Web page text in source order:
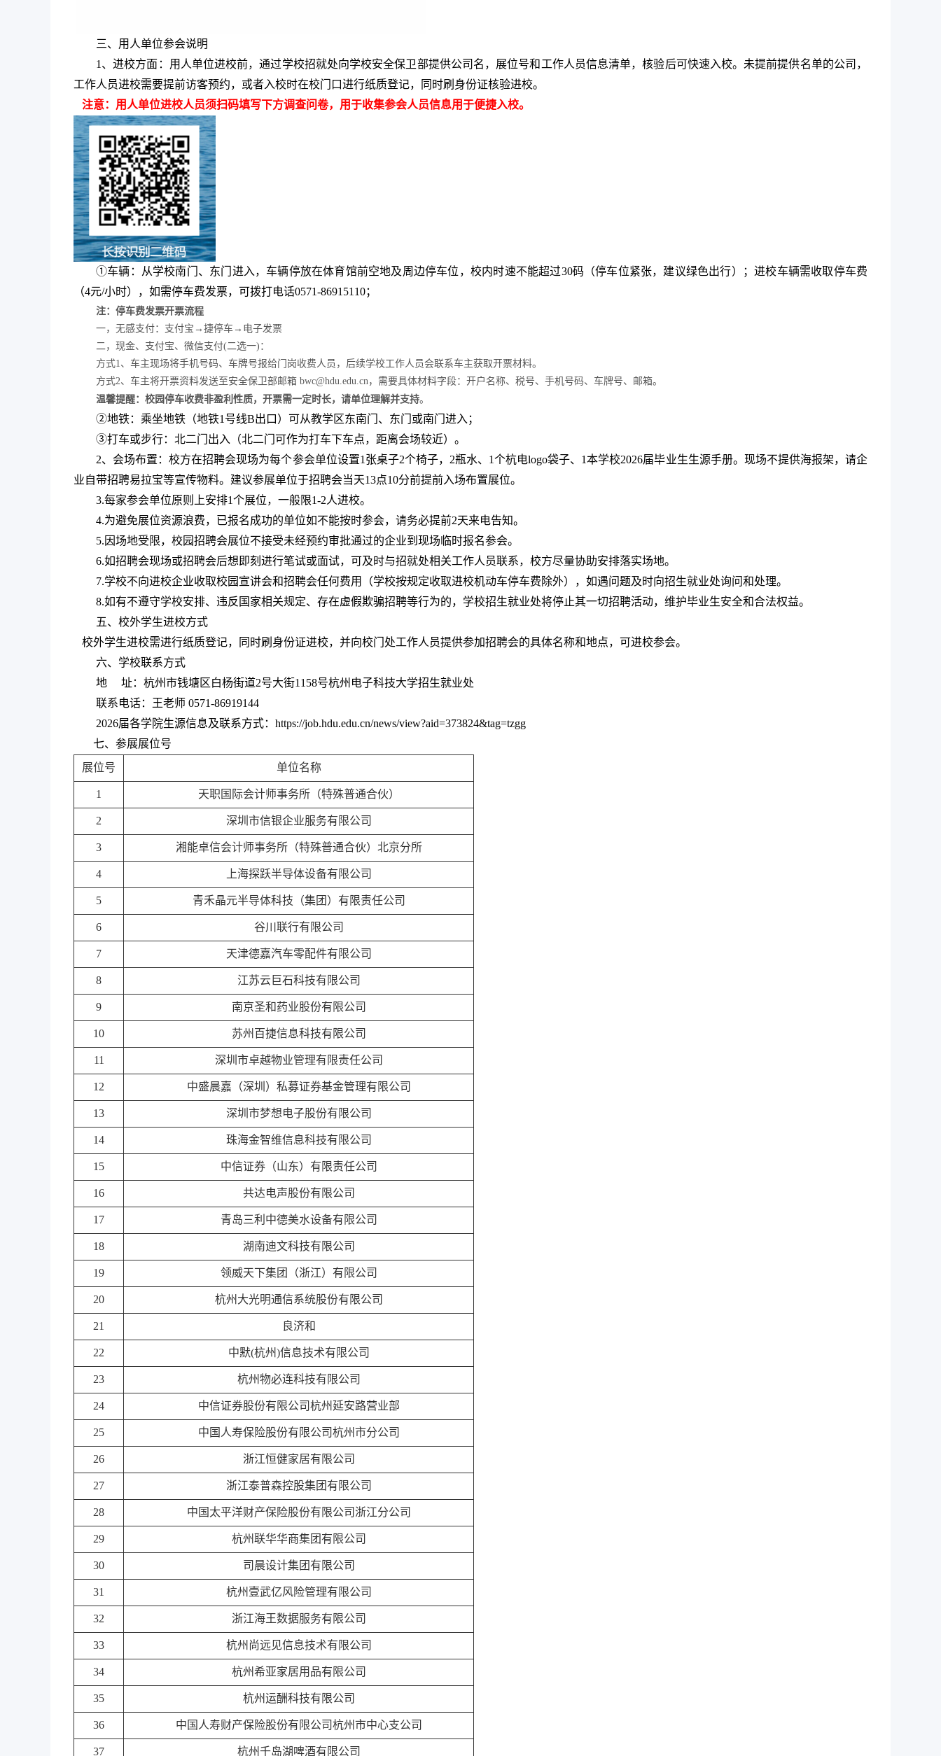
三、用人单位参会说明
1、进校方面：用人单位进校前，通过学校招就处向学校安全保卫部提供公司名，展位号和工作人员信息清单，核验后可快速入校。未提前提供名单的公司，
工作人员进校需要提前访客预约，或者入校时在校门口进行纸质登记，同时刷身份证核验进校。
注意：用人单位进校人员须扫码填写下方调查问卷，用于收集参会人员信息用于便捷入校。
①车辆：从学校南门、东门进入，车辆停放在体育馆前空地及周边停车位，校内时速不能超过30码（停车位紧张，建议绿色出行） ； 进校车辆需收取停车费
（4元/小时），如需停车费发票，可拨打电话0571-86915110；
注：停车费发票开票流程
一，无感支付：支付宝→捷停车→电子发票
二，现金、支付宝、微信支付(二选一)：
方式1、车主现场将手机号码、车牌号报给门岗收费人员，后续学校工作人员会联系车主获取开票材料。
方式2、车主将开票资料发送至安全保卫部邮箱 bwc@hdu.edu.cn，需要具体材料字段：开户名称、税号、手机号码、车牌号、邮箱。
温馨提醒：校园停车收费非盈利性质，开票需一定时长，请单位理解并支持。
②地铁：乘坐地铁（地铁1号线B出口）可从教学区东南门、东门或南门进入；
③打车或步行：北二门出入（北二门可作为打车下车点，距离会场较近）。
2、会场布置：校方在招聘会现场为每个参会单位设置1张桌子2个椅子，2瓶水、1个杭电logo袋子、1本学校2026届毕业生生源手册。现场不提供海报架，请企
业自带招聘易拉宝等宣传物料。建议参展单位于招聘会当天13点10分前提前入场布置展位。
3.每家参会单位原则上安排1个展位，一般限1-2人进校。
4.为避免展位资源浪费，已报名成功的单位如不能按时参会，请务必提前2天来电告知。
5.因场地受限，校园招聘会展位不接受未经预约审批通过的企业到现场临时报名参会。
6.如招聘会现场或招聘会后想即刻进行笔试或面试，可及时与招就处相关工作人员联系，校方尽量协助安排落实场地。
7.学校不向进校企业收取校园宣讲会和招聘会任何费用（学校按规定收取进校机动车停车费除外），如遇问题及时向招生就业处询问和处理。
8.如有不遵守学校安排、违反国家相关规定、存在虚假欺骗招聘等行为的，学校招生就业处将停止其一切招聘活动，维护毕业生安全和合法权益。
五、校外学生进校方式
校外学生进校需进行纸质登记，同时刷身份证进校，并向校门处工作人员提供参加招聘会的具体名称和地点，可进校参会。
六、学校联系方式
地
址：杭州市钱塘区白杨街道2号大街1158号杭州电子科技大学招生就业处
联系电话：王老师 0571-86919144
2026届各学院生源信息及联系方式：https://job.hdu.edu.cn/news/view?aid=373824&tag=tzgg
七、参展展位号
展位号
单位名称
1 天职国际会计师事务所（特殊普通合伙）
2 深圳市信银企业服务有限公司
3 湘能卓信会计师事务所（特殊普通合伙）北京分所
4 上海探跃半导体设备有限公司
5 青禾晶元半导体科技（集团）有限责任公司
6 谷川联行有限公司
7 天津德嘉汽车零配件有限公司
8 江苏云巨石科技有限公司
9 南京圣和药业股份有限公司
10 苏州百捷信息科技有限公司
11 深圳市卓越物业管理有限责任公司
12 中盛晨嘉（深圳）私募证券基金管理有限公司
13 深圳市梦想电子股份有限公司
14 珠海金智维信息科技有限公司
15 中信证券（山东）有限责任公司
16 共达电声股份有限公司
17 青岛三利中德美水设备有限公司
18 湖南迪文科技有限公司
19 领威天下集团（浙江）有限公司
20 杭州大光明通信系统股份有限公司
21 良济和
22 中默(杭州)信息技术有限公司
23 杭州物必连科技有限公司
24 中信证券股份有限公司杭州延安路营业部
25 中国人寿保险股份有限公司杭州市分公司
26 浙江恒健家居有限公司
27 浙江泰普森控股集团有限公司
28 中国太平洋财产保险股份有限公司浙江分公司
29 杭州联华华商集团有限公司
30 司晨设计集团有限公司
31 杭州壹武亿风险管理有限公司
32 浙江海王数据服务有限公司
33 杭州尚远见信息技术有限公司
34 杭州希亚家居用品有限公司
35 杭州运酬科技有限公司
36 中国人寿财产保险股份有限公司杭州市中心支公司
37 杭州千岛湖啤酒有限公司